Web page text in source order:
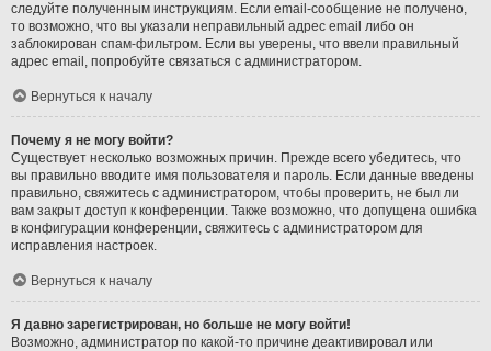
следуйте полученным инструкциям. Если email-сообщение не получено,
то возможно, что вы указали неправильный адрес email либо он
заблокирован спам-фильтром. Если вы уверены, что ввели правильный
адрес email, попробуйте связаться с администратором.
Вернуться к началу
Почему я не могу войти?
Существует несколько возможных причин. Прежде всего убедитесь, что
вы правильно вводите имя пользователя и пароль. Если данные введены
правильно, свяжитесь с администратором, чтобы проверить, не был ли
вам закрыт доступ к конференции. Также возможно, что допущена ошибка
в конфигурации конференции, свяжитесь с администратором для
исправления настроек.
Вернуться к началу
Я давно зарегистрирован, но больше не могу войти!
Возможно, администратор по какой-то причине деактивировал или